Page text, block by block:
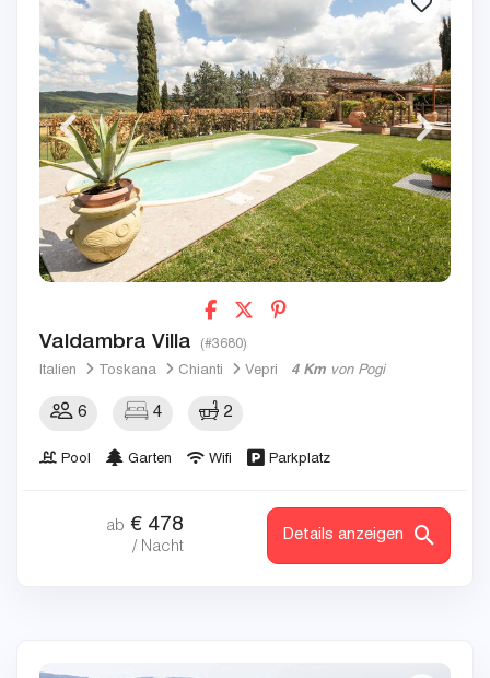
Valdambra Villa (#3680)
Italien Toskana Chianti Vepri 4 Km von Pogi
6 4 2
Pool Garten Wifi Parkplatz
ab € 478
/ Nacht
Details anzeigen